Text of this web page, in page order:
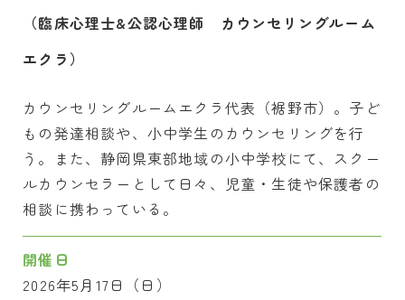
（臨床心理士&公認心理師 カウンセリングルーム
エクラ）
カウンセリングルームエクラ代表（裾野市）。子ど
もの発達相談や、小中学生のカウンセリングを行
う。また、静岡県東部地域の小中学校にて、スクー
ルカウンセラーとして日々、児童・生徒や保護者の
相談に携わっている。
開催日
2026年5月17日（日）